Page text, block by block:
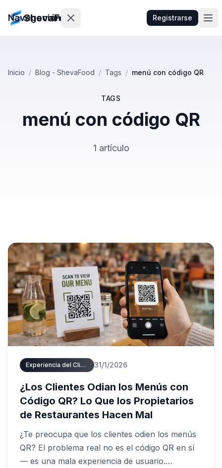
ShevaFood Registrarse
Navegación
Inicio / Blog - ShevaFood / Tags / menú con código QR
TAGS
menú con código QR
1 artículo
Experiencia del Cliente 31/1/2026
¿Los Clientes Odian los Menús con
Código QR? Lo Que los Propietarios
de Restaurantes Hacen Mal
¿Te preocupa que los clientes odien los menús
QR? El problema real no es el código QR en sí
— es una mala experiencia de usuario.